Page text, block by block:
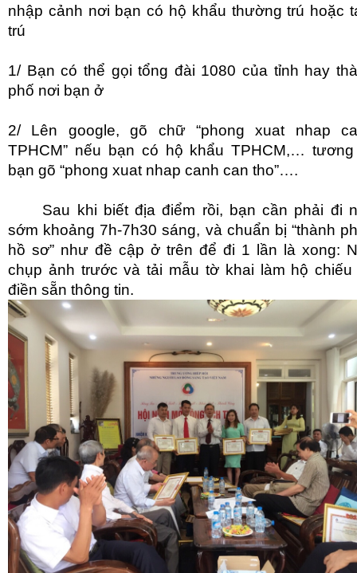
nhập cảnh nơi bạn có hộ khẩu thường trú hoặc
trú
1/ Bạn có thể gọi tổng đài 1080 của tỉnh hay
phố nơi bạn ở
2/ Lên google, gõ chữ “phong xuat nhap
TPHCM” nếu bạn có hộ khẩu TPHCM,…
bạn gõ “phong xuat nhap canh can tho”….
Sau khi biết địa điểm rồi, bạn cần phải đi
sớm khoảng 7h-7h30 sáng, và chuẩn bị “thành
hồ sơ” như đề cập ở trên để đi 1 lần là xong:
chụp ảnh trước và tải mẫu tờ khai làm hộ chiếu
điền sẵn thông tin.